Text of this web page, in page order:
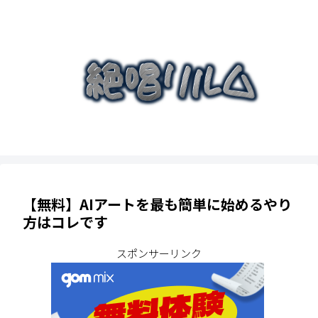
【無料】AIアートを最も簡単に始めるやり
方はコレです
スポンサーリンク